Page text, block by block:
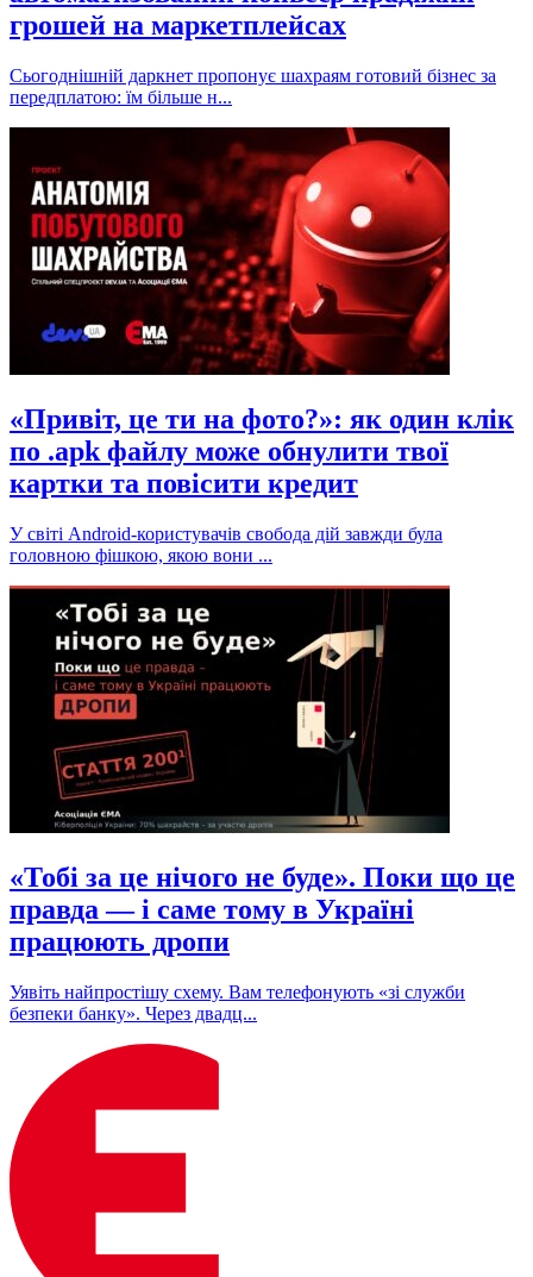
грошей на маркетплейсах
Сьогоднішній даркнет пропонує шахраям готовий бізнес за
передплатою: їм більше н...
«Привіт, це ти на фото?»: як один клік
по .apk файлу може обнулити твої
картки та повісити кредит
У світі Android-користувачів свобода дій завжди була
головною фішкою, якою вони ...
«Тобі за це нічого не буде». Поки що це
правда — і саме тому в Україні
працюють дропи
Уявіть найпростішу схему. Вам телефонують «зі служби
безпеки банку». Через двадц...